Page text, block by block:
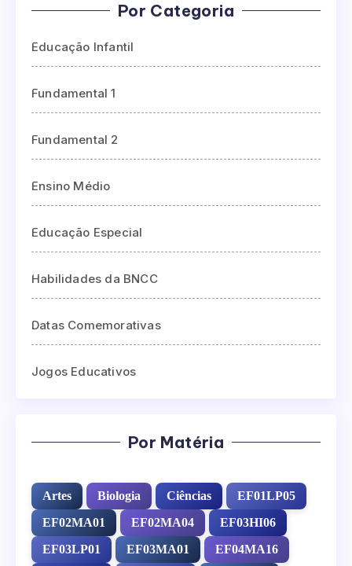
Por Categoria
Educação Infantil
Fundamental 1
Fundamental 2
Ensino Médio
Educação Especial
Habilidades da BNCC
Datas Comemorativas
Jogos Educativos
Por Matéria
Artes Biologia Ciências
EF01LP05
EF02MA01
EF02MA04
EF03HI06
EF03LP01
EF03MA01
EF04MA16